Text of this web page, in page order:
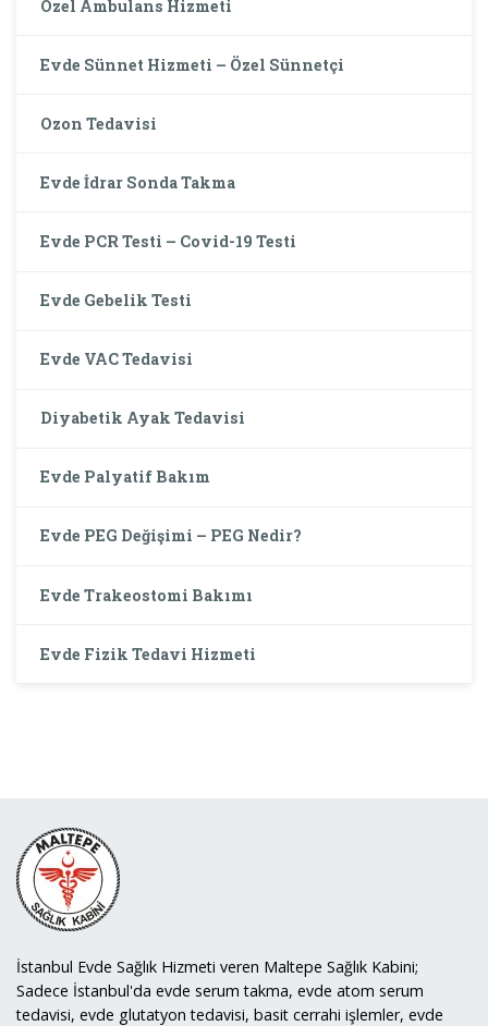
Özel Ambulans Hizmeti
Evde Sünnet Hizmeti – Özel Sünnetçi
Ozon Tedavisi
Evde İdrar Sonda Takma
Evde PCR Testi – Covid-19 Testi
Evde Gebelik Testi
Evde VAC Tedavisi
Diyabetik Ayak Tedavisi
Evde Palyatif Bakım
Evde PEG Değişimi – PEG Nedir?
Evde Trakeostomi Bakımı
Evde Fizik Tedavi Hizmeti
İstanbul Evde Sağlık Hizmeti veren Maltepe Sağlık Kabini;
Sadece İstanbul'da evde serum takma, evde atom serum
tedavisi, evde glutatyon tedavisi, basit cerrahi işlemler, evde